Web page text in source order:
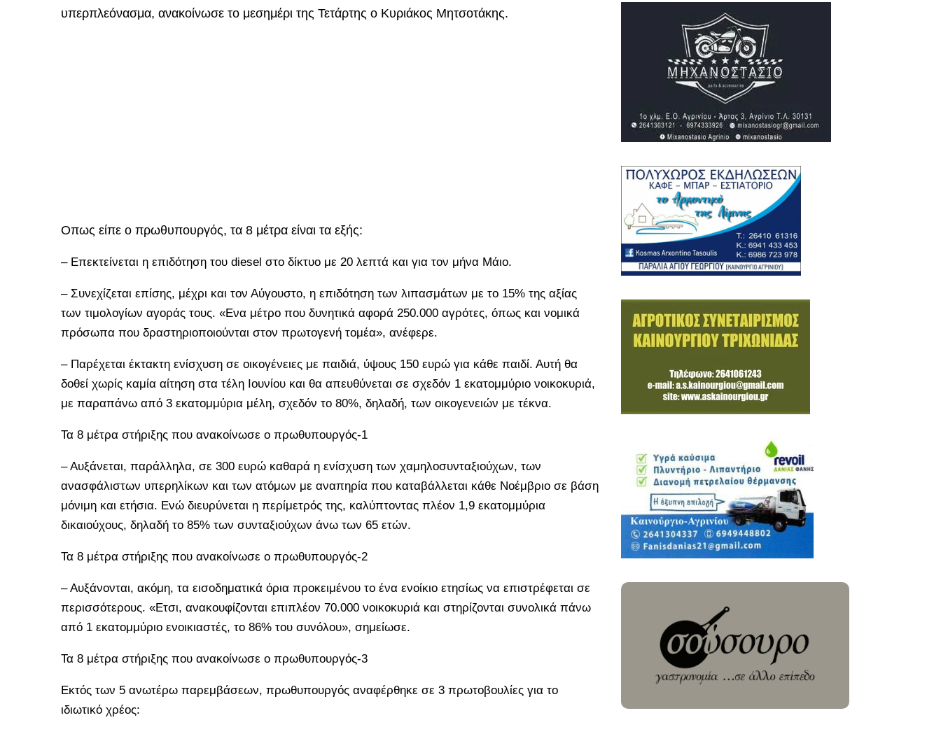
υπερπλεόνασμα, ανακοίνωσε το μεσημέρι της Τετάρτης ο Κυριάκος Μητσοτάκης.
Οπως είπε ο πρωθυπουργός, τα 8 μέτρα είναι τα εξής:
– Επεκτείνεται η επιδότηση του diesel στο δίκτυο με 20 λεπτά και για τον μήνα Μάιο.
– Συνεχίζεται επίσης, μέχρι και τον Αύγουστο, η επιδότηση των λιπασμάτων με το 15% της αξίας
των τιμολογίων αγοράς τους. «Ενα μέτρο που δυνητικά αφορά 250.000 αγρότες, όπως και νομικά
πρόσωπα που δραστηριοποιούνται στον πρωτογενή τομέα», ανέφερε.
– Παρέχεται έκτακτη ενίσχυση σε οικογένειες με παιδιά, ύψους 150 ευρώ για κάθε παιδί. Αυτή θα
δοθεί χωρίς καμία αίτηση στα τέλη Ιουνίου και θα απευθύνεται σε σχεδόν 1 εκατομμύριο νοικοκυριά,
με παραπάνω από 3 εκατομμύρια μέλη, σχεδόν το 80%, δηλαδή, των οικογενειών με τέκνα.
Τα 8 μέτρα στήριξης που ανακοίνωσε ο πρωθυπουργός-1
– Αυξάνεται, παράλληλα, σε 300 ευρώ καθαρά η ενίσχυση των χαμηλοσυνταξιούχων, των
ανασφάλιστων υπερηλίκων και των ατόμων με αναπηρία που καταβάλλεται κάθε Νοέμβριο σε βάση
μόνιμη και ετήσια. Ενώ διευρύνεται η περίμετρός της, καλύπτοντας πλέον 1,9 εκατομμύρια
δικαιούχους, δηλαδή το 85% των συνταξιούχων άνω των 65 ετών.
Τα 8 μέτρα στήριξης που ανακοίνωσε ο πρωθυπουργός-2
– Αυξάνονται, ακόμη, τα εισοδηματικά όρια προκειμένου το ένα ενοίκιο ετησίως να επιστρέφεται σε
περισσότερους. «Ετσι, ανακουφίζονται επιπλέον 70.000 νοικοκυριά και στηρίζονται συνολικά πάνω
από 1 εκατομμύριο ενοικιαστές, το 86% του συνόλου», σημείωσε.
Τα 8 μέτρα στήριξης που ανακοίνωσε ο πρωθυπουργός-3
Eκτός των 5 ανωτέρω παρεμβάσεων, πρωθυπουργός αναφέρθηκε σε 3 πρωτοβουλίες για το
ιδιωτικό χρέος: